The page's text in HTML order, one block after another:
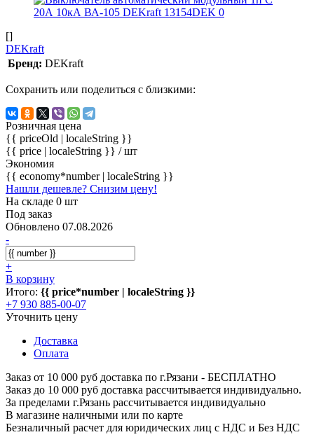
[]
DEKraft
Бренд: DEKraft
Сохранить или поделиться с близкими:
Розничная цена
{{ priceOld | localeString }}
{{ price | localeString }} / шт
Экономия
{{ economy*number | localeString }}
Нашли дешевле? Снизим цену!
На складе 0 шт
Под заказ
Обновлено 07.08.2026
-
+
В корзину
Итого: {{ price*number | localeString }}
+7 930 885-00-07
Уточнить цену
Доставка
Оплата
Заказ от 10 000 руб доставка по г.Рязани - БЕСПЛАТНО
Заказ до 10 000 руб доставка рассчитывается индивидуально.
За пределами г.Рязань рассчитывается индивидуально
В магазине наличными или по карте
Безналичный расчет для юридических лиц с НДС и Без НДС